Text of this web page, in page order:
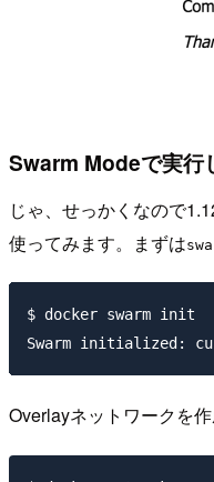
Swarm Modeで実行
じゃ、せっかくなので
使ってみます。まずは
$ docker swarm init
Overlayネットワークを作